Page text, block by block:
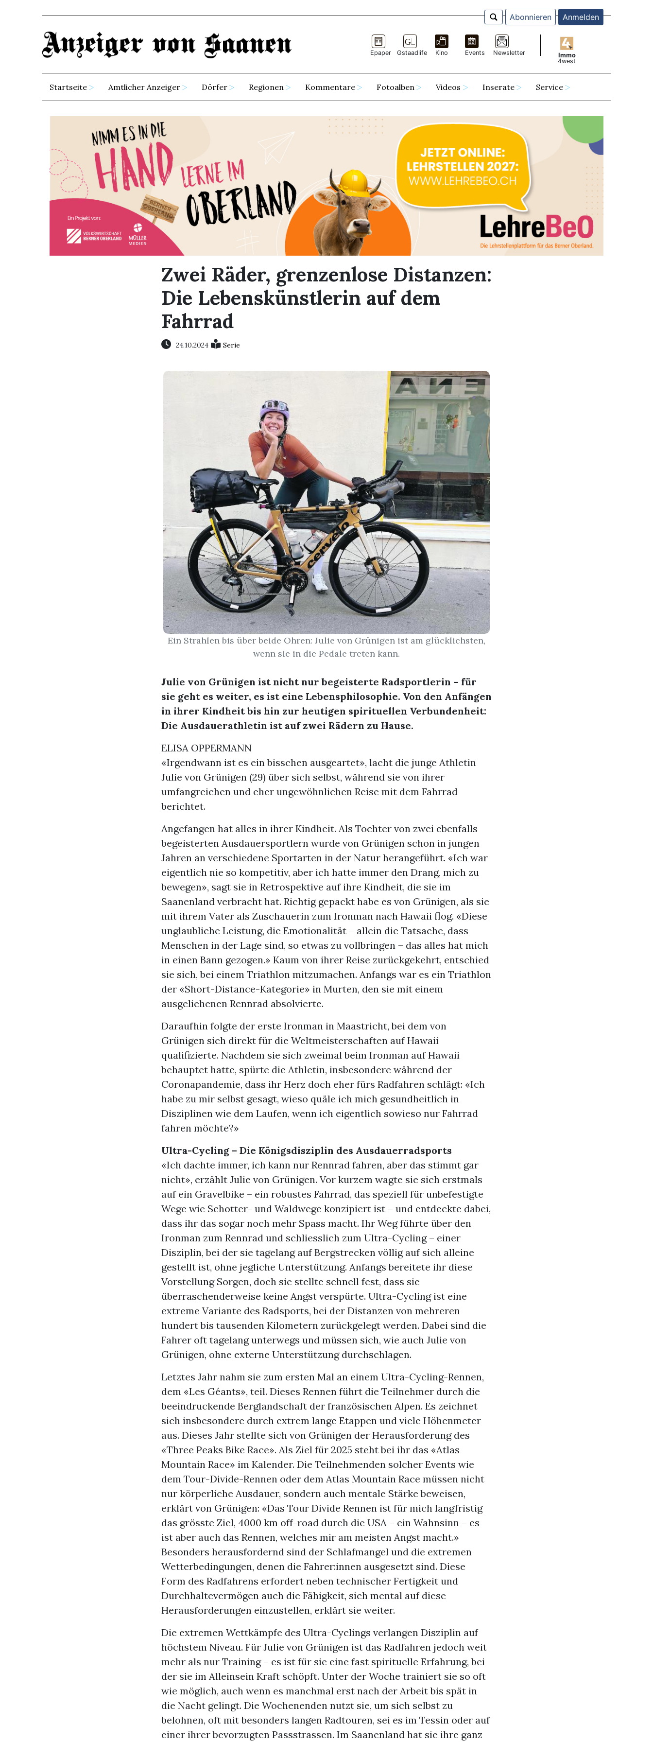
Abonnieren Anmelden
Epaper Gstaadlife Kino Events Newsletter
Immo
4west
Startseite Amtlicher Anzeiger Dörfer Regionen Kommentare Fotoalben Videos Inserate Service
Zwei Räder, grenzenlose Distanzen:
Die Lebenskünstlerin auf dem
Fahrrad
24.10.2024 Serie
Ein Strahlen bis über beide Ohren: Julie von Grünigen ist am glücklichsten,
wenn sie in die Pedale treten kann.
Julie von Grünigen ist nicht nur begeisterte Radsportlerin – für
sie geht es weiter, es ist eine Lebensphilosophie. Von den Anfängen
in ihrer Kindheit bis hin zur heutigen spirituellen Verbundenheit:
Die Ausdauerathletin ist auf zwei Rädern zu Hause.
ELISA OPPERMANN
«Irgendwann ist es ein bisschen ausgeartet», lacht die junge Athletin
Julie von Grünigen (29) über sich selbst, während sie von ihrer
umfangreichen und eher ungewöhnlichen Reise mit dem Fahrrad
berichtet.
Angefangen hat alles in ihrer Kindheit. Als Tochter von zwei ebenfalls
begeisterten Ausdauersportlern wurde von Grünigen schon in jungen
Jahren an verschiedene Sportarten in der Natur herangeführt. «Ich war
eigentlich nie so kompetitiv, aber ich hatte immer den Drang, mich zu
bewegen», sagt sie in Retrospektive auf ihre Kindheit, die sie im
Saanenland verbracht hat. Richtig gepackt habe es von Grünigen, als sie
mit ihrem Vater als Zuschauerin zum Ironman nach Hawaii flog. «Diese
unglaubliche Leistung, die Emotionalität – allein die Tatsache, dass
Menschen in der Lage sind, so etwas zu vollbringen – das alles hat mich
in einen Bann gezogen.» Kaum von ihrer Reise zurückgekehrt, entschied
sie sich, bei einem Triathlon mitzumachen. Anfangs war es ein Triathlon
der «Short-Distance-Kategorie» in Murten, den sie mit einem
ausgeliehenen Rennrad absolvierte.
Daraufhin folgte der erste Ironman in Maastricht, bei dem von
Grünigen sich direkt für die Weltmeisterschaften auf Hawaii
qualifizierte. Nachdem sie sich zweimal beim Ironman auf Hawaii
behauptet hatte, spürte die Athletin, insbesondere während der
Coronapandemie, dass ihr Herz doch eher fürs Radfahren schlägt: «Ich
habe zu mir selbst gesagt, wieso quäle ich mich gesundheitlich in
Disziplinen wie dem Laufen, wenn ich eigentlich sowieso nur Fahrrad
fahren möchte?»
Ultra-Cycling – Die Königsdisziplin des Ausdauerradsports
«Ich dachte immer, ich kann nur Rennrad fahren, aber das stimmt gar
nicht», erzählt Julie von Grünigen. Vor kurzem wagte sie sich erstmals
auf ein Gravelbike – ein robustes Fahrrad, das speziell für unbefestigte
Wege wie Schotter- und Waldwege konzipiert ist – und entdeckte dabei,
dass ihr das sogar noch mehr Spass macht. Ihr Weg führte über den
Ironman zum Rennrad und schliesslich zum Ultra-Cycling – einer
Disziplin, bei der sie tagelang auf Bergstrecken völlig auf sich alleine
gestellt ist, ohne jegliche Unterstützung. Anfangs bereitete ihr diese
Vorstellung Sorgen, doch sie stellte schnell fest, dass sie
überraschenderweise keine Angst verspürte. Ultra-Cycling ist eine
extreme Variante des Radsports, bei der Distanzen von mehreren
hundert bis tausenden Kilometern zurückgelegt werden. Dabei sind die
Fahrer oft tagelang unterwegs und müssen sich, wie auch Julie von
Grünigen, ohne externe Unterstützung durchschlagen.
Letztes Jahr nahm sie zum ersten Mal an einem Ultra-Cycling-Rennen,
dem «Les Géants», teil. Dieses Rennen führt die Teilnehmer durch die
beeindruckende Berglandschaft der französischen Alpen. Es zeichnet
sich insbesondere durch extrem lange Etappen und viele Höhenmeter
aus. Dieses Jahr stellte sich von Grünigen der Herausforderung des
«Three Peaks Bike Race». Als Ziel für 2025 steht bei ihr das «Atlas
Mountain Race» im Kalender. Die Teilnehmenden solcher Events wie
dem Tour-Divide-Rennen oder dem Atlas Mountain Race müssen nicht
nur körperliche Ausdauer, sondern auch mentale Stärke beweisen,
erklärt von Grünigen: «Das Tour Divide Rennen ist für mich langfristig
das grösste Ziel, 4000 km off-road durch die USA – ein Wahnsinn – es
ist aber auch das Rennen, welches mir am meisten Angst macht.»
Besonders herausfordernd sind der Schlafmangel und die extremen
Wetterbedingungen, denen die Fahrer:innen ausgesetzt sind. Diese
Form des Radfahrens erfordert neben technischer Fertigkeit und
Durchhaltevermögen auch die Fähigkeit, sich mental auf diese
Herausforderungen einzustellen, erklärt sie weiter.
Die extremen Wettkämpfe des Ultra-Cyclings verlangen Disziplin auf
höchstem Niveau. Für Julie von Grünigen ist das Radfahren jedoch weit
mehr als nur Training – es ist für sie eine fast spirituelle Erfahrung, bei
der sie im Alleinsein Kraft schöpft. Unter der Woche trainiert sie so oft
wie möglich, auch wenn es manchmal erst nach der Arbeit bis spät in
die Nacht gelingt. Die Wochenenden nutzt sie, um sich selbst zu
belohnen, oft mit besonders langen Radtouren, sei es im Tessin oder auf
einer ihrer bevorzugten Passstrassen. Im Saanenland hat sie ihre ganz